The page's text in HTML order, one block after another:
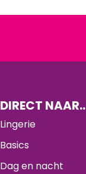
DIRECT NAAR..
Lingerie
Basics
Dag en nacht